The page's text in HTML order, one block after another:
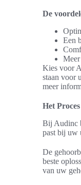
De
Een
Kies voor
staan voor
meer
Het
Bij Audinc
past bij uw
De
beste
van uw